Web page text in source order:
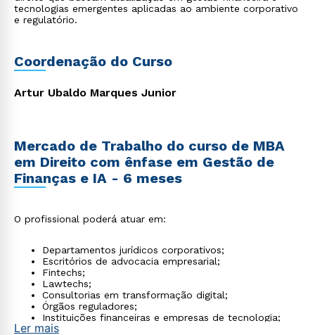
tecnologias emergentes aplicadas ao ambiente corporativo
e regulatório.
Coordenação do Curso
Artur Ubaldo Marques Junior
Mercado de Trabalho do curso de MBA
em Direito com ênfase em Gestão de
Finanças e IA - 6 meses
O profissional poderá atuar em:
Departamentos jurídicos corporativos;
Escritórios de advocacia empresarial;
Fintechs;
Lawtechs;
Consultorias em transformação digital;
Órgãos reguladores;
Instituições financeiras e empresas de tecnologia;
Além disso, existe uma crescente necessidade de
Ler mais